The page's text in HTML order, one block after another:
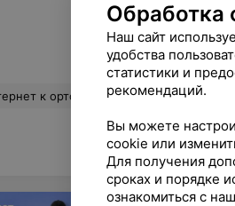
На вопросы зачем же эта запись есть, мне не ответили ничего вразумительного. Совок, отсутствие клиенториентированности, не рекомендую обращаться в данное учреждение!
Обработка
Наш сайт
удобства
статистики и
рекомендаций.
Вы можете
cookie или
Для получения
сроках и порядке
ознакомиться с